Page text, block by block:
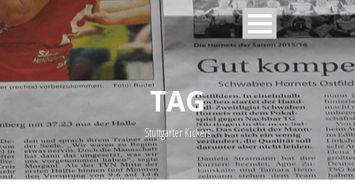
TAG
Stuttgarter Kickers